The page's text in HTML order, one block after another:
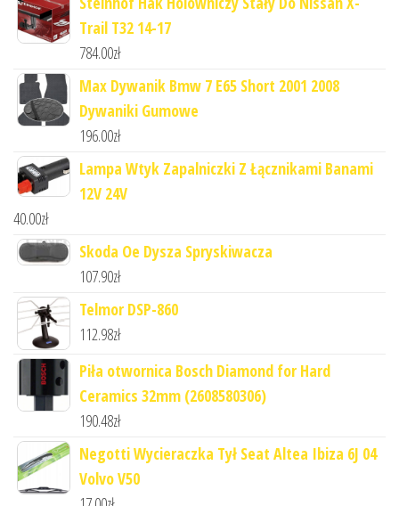
Trail T32 14-17
784.00zł
Max Dywanik Bmw 7 E65 Short 2001 2008
Dywaniki Gumowe
196.00zł
Lampa Wtyk Zapalniczki Z Łącznikami Banami
12V 24V
40.00zł
Skoda Oe Dysza Spryskiwacza
107.90zł
Telmor DSP-860
112.98zł
Piła otwornica Bosch Diamond for Hard
Ceramics 32mm (2608580306)
190.48zł
Negotti Wycieraczka Tył Seat Altea Ibiza 6J 04
Volvo V50